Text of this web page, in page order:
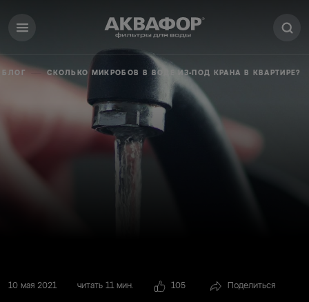
БЛОГ СКОЛЬКО МИКРОБОВ В ВОДЕ ИЗ-ПОД КРАНА В КВАРТИРЕ?
10 мая 2021 читать 11 мин. 105 Поделиться